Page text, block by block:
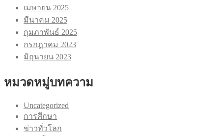
เมษายน 2025
มีนาคม 2025
กุมภาพันธ์ 2025
กรกฎาคม 2023
มิถุนายน 2023
หมวดหมู่บทความ
Uncategorized
การศึกษา
ข่าวทั่วโลก